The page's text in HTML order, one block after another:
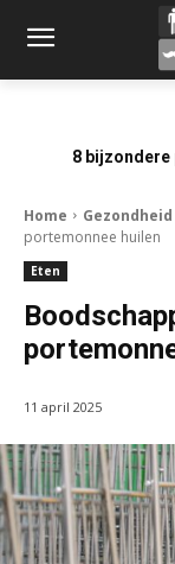
8 bijzondere
Home Gezondheid
portemonnee huilen
Eten
11 april 2025